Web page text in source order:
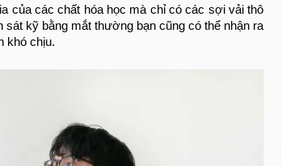
của các chất hóa học mà chỉ có các sợi vải thô
kỹ bằng mắt thường bạn cũng có thể nhận ra
khó chịu.